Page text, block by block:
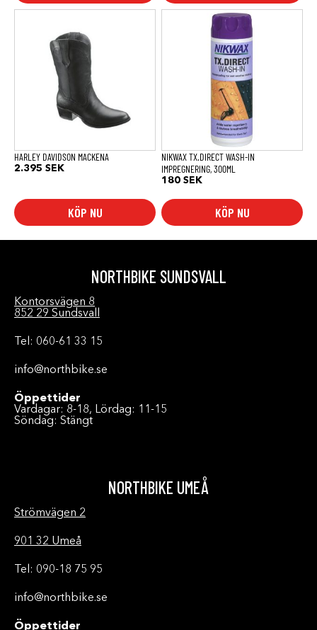
HARLEY DAVIDSON MACKENA
2.395 SEK
KÖP NU
produkten
varianter.
alternativen
produktsidan
NIKWAX TX.DIRECT WASH-IN
IMPREGNERING, 300ML
180 SEK
KÖP NU
NORTHBIKE SUNDSVALL
Kontorsvägen 8
852 29 Sundsvall
Tel: 060-61 33 15
info@northbike.se
Öppettider
Vardagar: 8-18, Lördag: 11-15
Söndag: Stängt
NORTHBIKE UMEÅ
Strömvägen 2
901 32 Umeå
Tel: 090-18 75 95
info@northbike.se
Öppettider